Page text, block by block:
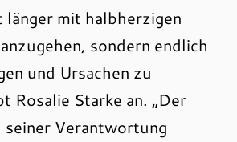
länger mit halbherzigen
sondern endlich
und Ursachen zu
Rosalie Starke an. „Der
seiner Verantwortung